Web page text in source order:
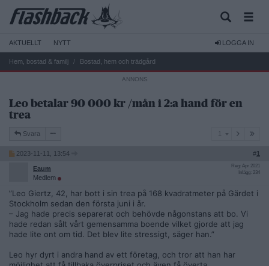
AKTUELLT NYTT LOGGA IN
Hem, bostad & familj Bostad, hem och trädgård
Leo betalar 90 000 kr /mån i 2:a hand för en
trea
Svara
2023-11-11, 13:54 #1
Eaum
Medlem
Reg: Apr 2021
Inlägg: 234
”Leo Giertz, 42, har bott i sin trea på 168 kvadratmeter på Gärdet i
Stockholm sedan den första juni i år.
– Jag hade precis separerat och behövde någonstans att bo. Vi
hade redan sålt vårt gemensamma boende vilket gjorde att jag
hade lite ont om tid. Det blev lite stressigt, säger han.”
Leo hyr dyrt i andra hand av ett företag, och tror att han har